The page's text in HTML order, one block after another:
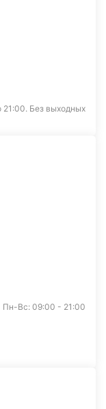
Без выходных
Пн-Вс: 09:00 - 21:00